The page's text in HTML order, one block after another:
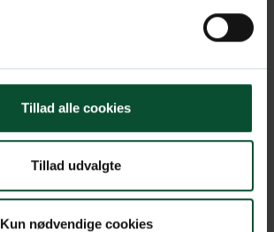
Tillad alle cookies
Tillad udvalgte
Kun nødvendige cookies